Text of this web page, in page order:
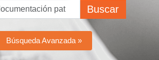
Buscar
Búsqueda Avanzada »